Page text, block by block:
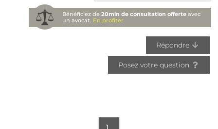
Bénéficiez de20min de consultation offerte avec
un avocat. En profiter
Répondre
Posez votre question
1